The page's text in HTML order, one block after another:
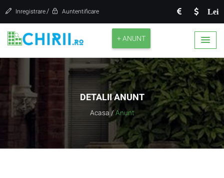
Lei
Inregistrare / Auntentificare
+ ANUNT
DETALII ANUNT
Acasa / Anunt